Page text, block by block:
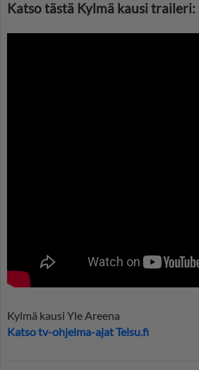
Katso tästä Kylmä kausi traileri:
Kylmä kausi Yle Areena
Katso tv-ohjelma-ajat Telsu.fi